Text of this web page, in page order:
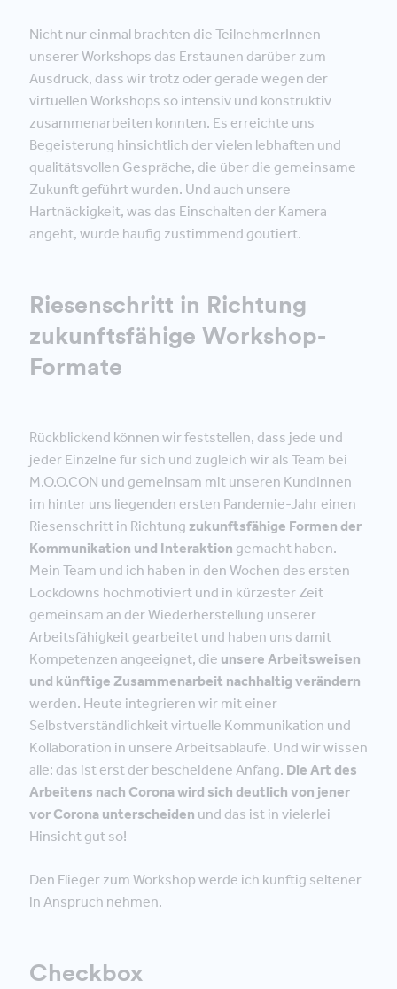
Nicht nur einmal brachten die TeilnehmerInnen
unserer Workshops das Erstaunen darüber zum
Ausdruck, dass wir trotz oder gerade wegen der
virtuellen Workshops so intensiv und konstruktiv
zusammenarbeiten konnten. Es erreichte uns
Begeisterung hinsichtlich der vielen lebhaften und
qualitätsvollen Gespräche, die über die gemeinsame
Zukunft geführt wurden. Und auch unsere
Hartnäckigkeit, was das Einschalten der Kamera
angeht, wurde häufig zustimmend goutiert.
Riesenschritt in Richtung
zukunftsfähige Workshop-
Formate
Rückblickend können wir feststellen, dass jede und
jeder Einzelne für sich und zugleich wir als Team bei
M.O.O.CON und gemeinsam mit unseren KundInnen
im hinter uns liegenden ersten Pandemie-Jahr einen
Riesenschritt in Richtung zukunftsfähige Formen der
Kommunikation und Interaktion gemacht haben.
Mein Team und ich haben in den Wochen des ersten
Lockdowns hochmotiviert und in kürzester Zeit
gemeinsam an der Wiederherstellung unserer
Arbeitsfähigkeit gearbeitet und haben uns damit
Kompetenzen angeeignet, die unsere Arbeitsweisen
und künftige Zusammenarbeit nachhaltig verändern
werden. Heute integrieren wir mit einer
Selbstverständlichkeit virtuelle Kommunikation und
Kollaboration in unsere Arbeitsabläufe. Und wir wissen
alle: das ist erst der bescheidene Anfang. Die Art des
Arbeitens nach Corona wird sich deutlich von jener
vor Corona unterscheiden und das ist in vielerlei
Hinsicht gut so!
Den Flieger zum Workshop werde ich künftig seltener
in Anspruch nehmen.
Checkbox